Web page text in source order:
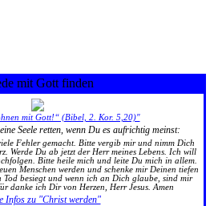
mit Gott finden
mit Gott!“ (Bibel, 2. Kor. 5,20)"
Seele retten, wenn Du es aufrichtig meinst:
Fehler gemacht. Bitte vergib mir und nimm Dich
Werde Du ab jetzt der Herr meines Lebens. Ich will
Bitte heile mich und leite Du mich in allem.
Menschen werden und schenke mir Deinen tiefen
besiegt und wenn ich an Dich glaube, sind mir
danke ich Dir von Herzen, Herr Jesus. Amen
Infos zu "Christ werden"